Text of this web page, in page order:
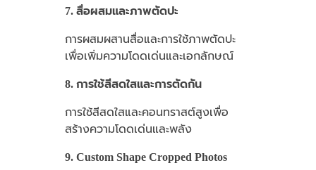
7. สื่อผสมและภาพตัดปะ
การผสมผสานสื่อและการใช้ภาพตัดปะ
เพื่อเพิ่มความโดดเด่นและเอกลักษณ์
8. การใช้สีสดใสและการตัดกัน
การใช้สีสดใสและคอนทราสต์สูงเพื่อ
สร้างความโดดเด่นและพลัง
9. Custom Shape Cropped Photos